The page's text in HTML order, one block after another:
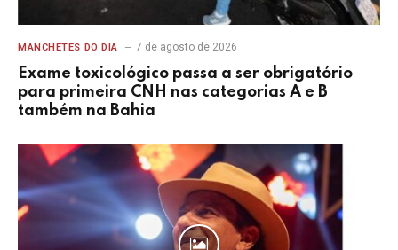
MANCHETES DO DIA 7 de agosto de 2026
Exame toxicológico passa a ser obrigatório
para primeira CNH nas categorias A e B
também na Bahia